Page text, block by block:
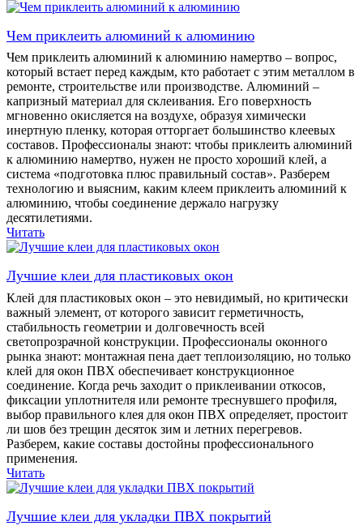
Чем приклеить алюминий к алюминию
Чем приклеить алюминий к алюминию намертво – вопрос,
который встает перед каждым, кто работает с этим металлом в
ремонте, строительстве или производстве. Алюминий –
капризный материал для склеивания. Его поверхность
мгновенно окисляется на воздухе, образуя химически
инертную пленку, которая отторгает большинство клеевых
составов. Профессионалы знают: чтобы приклеить алюминий
к алюминию намертво, нужен не просто хороший клей, а
система «подготовка плюс правильный состав». Разберем
технологию и выясним, каким клеем приклеить алюминий к
алюминию, чтобы соединение держало нагрузку
десятилетиями.
Читать
Лучшие клеи для пластиковых окон
Клей для пластиковых окон – это невидимый, но критически
важный элемент, от которого зависит герметичность,
стабильность геометрии и долговечность всей
светопрозрачной конструкции. Профессионалы оконного
рынка знают: монтажная пена дает теплоизоляцию, но только
клей для окон ПВХ обеспечивает конструкционное
соединение. Когда речь заходит о приклеивании откосов,
фиксации уплотнителя или ремонте треснувшего профиля,
выбор правильного клея для окон ПВХ определяет, простоит
ли шов без трещин десяток зим и летних перегревов.
Разберем, какие составы достойны профессионального
применения.
Читать
Лучшие клеи для укладки ПВХ покрытий